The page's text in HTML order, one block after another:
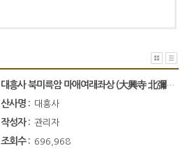
대흥사 북미륵암 마애여래좌상 (大興寺 北彌勒庵 磨崖如來坐像)
산사명 : 대흥사
작성자 : 관리자
조회수 : 696,968